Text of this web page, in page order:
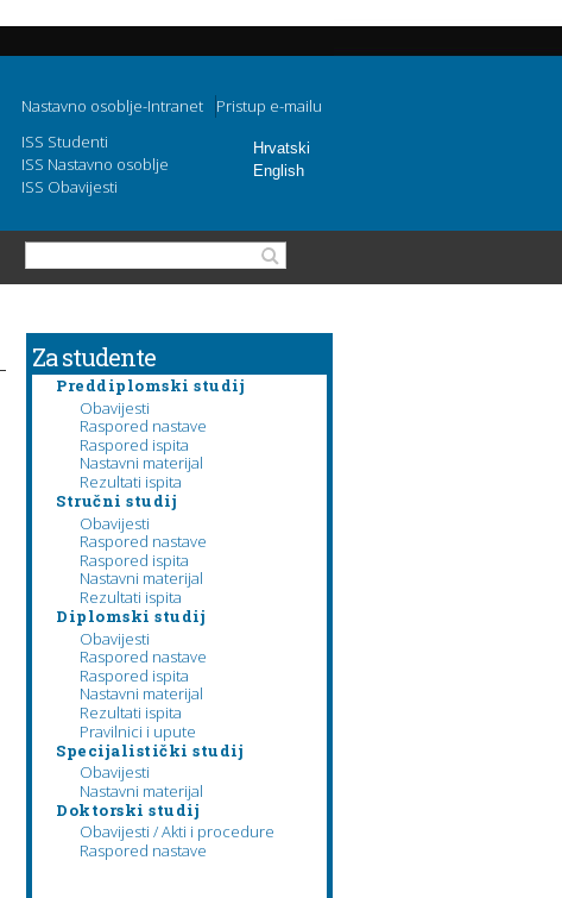
Hrvatski
English
Nastavno osoblje-Intranet
Pristup e-mailu
ISS Studenti
ISS Nastavno osoblje
ISS Obavijesti
Obrazac pretraživanja
Za studente
Preddiplomski studij
Obavijesti
Raspored nastave
Raspored ispita
Nastavni materijal
Rezultati ispita
Stručni studij
Obavijesti
Raspored nastave
Raspored ispita
Nastavni materijal
Rezultati ispita
Diplomski studij
Obavijesti
Raspored nastave
Raspored ispita
Nastavni materijal
Rezultati ispita
Pravilnici i upute
Specijalistički studij
Obavijesti
Nastavni materijal
Doktorski studij
Obavijesti / Akti i procedure
Raspored nastave